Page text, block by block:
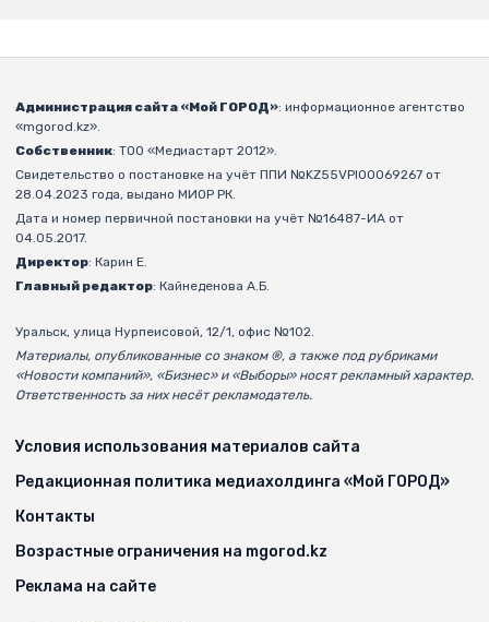
Администрация сайта «Мой ГОРОД»: информационное агентство
«mgorod.kz».
Собственник: ТОО «Медиастарт 2012».
Свидетельство о постановке на учёт ППИ №KZ55VPI00069267 от
28.04.2023 года, выдано МИОР РК.
Дата и номер первичной постановки на учёт №16487-ИА от
04.05.2017.
Директор: Карин Е.
Главный редактор: Кайнеденова А.Б.
Уральск, улица Нурпеисовой, 12/1, офис №102.
Материалы, опубликованные со знаком ®, а также под рубриками
«Новости компаний», «Бизнес» и «Выборы» носят рекламный характер.
Ответственность за них несёт рекламодатель.
Условия использования материалов сайта
Редакционная политика медиахолдинга «Мой ГОРОД»
Контакты
Возрастные ограничения на mgorod.kz
Реклама на сайте